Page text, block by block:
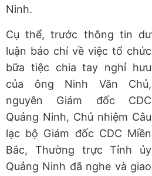
Ninh.
Cụ thể, trước thông tin dư
luận báo chí về việc tổ chức
bữa tiệc chia tay nghỉ hưu
của ông Ninh Văn Chủ,
nguyên Giám đốc CDC
Quảng Ninh, Chủ nhiệm Câu
lạc bộ Giám đốc CDC Miền
Bắc, Thường trực Tỉnh ủy
Quảng Ninh đã nghe và giao